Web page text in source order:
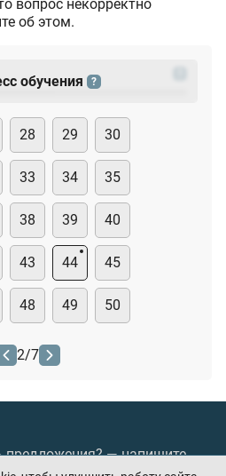
вопрос некорректно
об этом.
обучения ?
28 29 30
33 34 35
38 39 40
43 44 45
48 49 50
2/7
предложения? —напишите